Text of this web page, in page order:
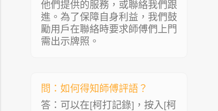
他們提供的服務，或聯絡我們跟
進。為了保障自身利益，我們鼓
勵用戶在聯絡時要求師傅們上門
需出示牌照。
問：如何得知師傅評語？
答：可以在[柯打記錄]，按入[柯